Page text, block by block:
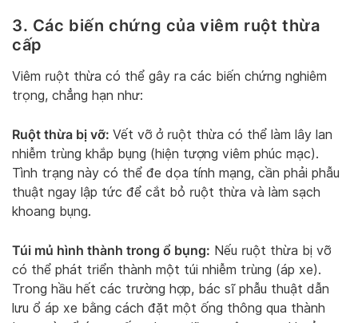
3. Các biến chứng của viêm ruột thừa
cấp
Viêm ruột thừa có thể gây ra các biến chứng nghiêm
trọng, chẳng hạn như:
Ruột thừa bị vỡ: Vết vỡ ở ruột thừa có thể làm lây lan
nhiễm trùng khắp bụng (hiện tượng viêm phúc mạc).
Tình trạng này có thể đe dọa tính mạng, cần phải phẫu
thuật ngay lập tức để cắt bỏ ruột thừa và làm sạch
khoang bụng.
Túi mủ hình thành trong ổ bụng: Nếu ruột thừa bị vỡ
có thể phát triển thành một túi nhiễm trùng (áp xe).
Trong hầu hết các trường hợp, bác sĩ phẫu thuật dẫn
lưu ổ áp xe bằng cách đặt một ống thông qua thành